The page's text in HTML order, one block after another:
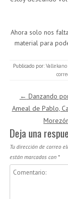
Ahora solo nos
material para
Publicado por: Vallekano
Navegación de
← Danzando
Ameal de Pablo,
Deja una
Tu dirección de correo
están marcados con *